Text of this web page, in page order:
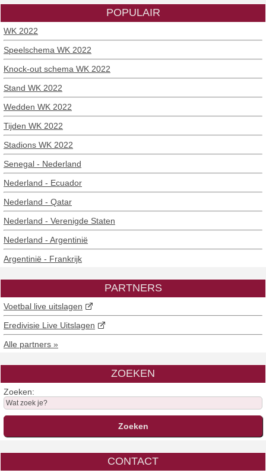
POPULAIR
WK 2022
Speelschema WK 2022
Knock-out schema WK 2022
Stand WK 2022
Wedden WK 2022
Tijden WK 2022
Stadions WK 2022
Senegal - Nederland
Nederland - Ecuador
Nederland - Qatar
Nederland - Verenigde Staten
Nederland - Argentinië
Argentinië - Frankrijk
PARTNERS
Voetbal live uitslagen
Eredivisie Live Uitslagen
Alle partners »
ZOEKEN
Zoeken:
CONTACT